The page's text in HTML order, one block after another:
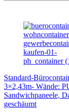
Standard-
3×2,43m- Wände:
Sandwichpaneele,
geschäumt